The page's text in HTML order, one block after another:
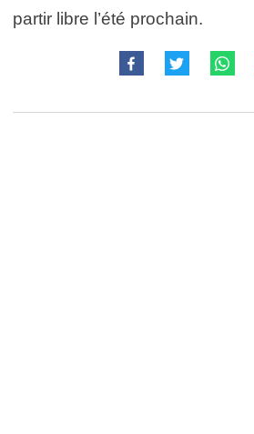
partir libre l’été prochain.